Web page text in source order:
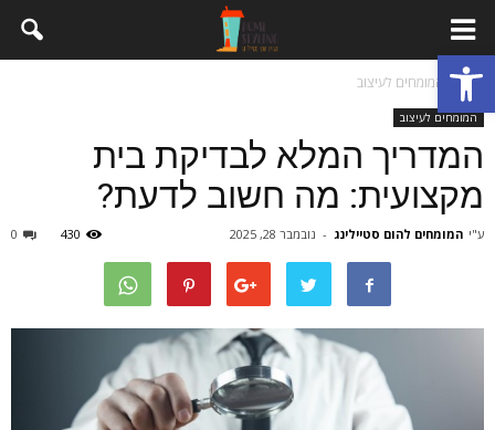
פתח סרגל נגישות
בית המומחים לעיצוב
המומחים לעיצוב
המדריך המלא לבדיקת בית
מקצועית: מה חשוב לדעת?
ע"י המומחים להום סטיילינג - נובמבר 28, 2025 0 430